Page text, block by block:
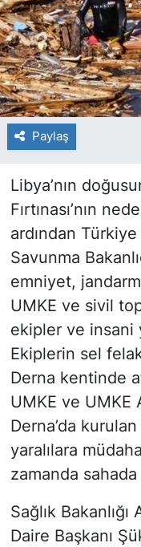
Paylaş
Libya’nın
Fırtınası’nın
ardından
Savunma
emniyet,
UMKE ve sivil
ekipler ve insani
Ekiplerin sel
Derna kentinde
UMKE ve UMKE
Derna’da
yaralılara
zamanda sahada
Sağlık
Daire Başkanı